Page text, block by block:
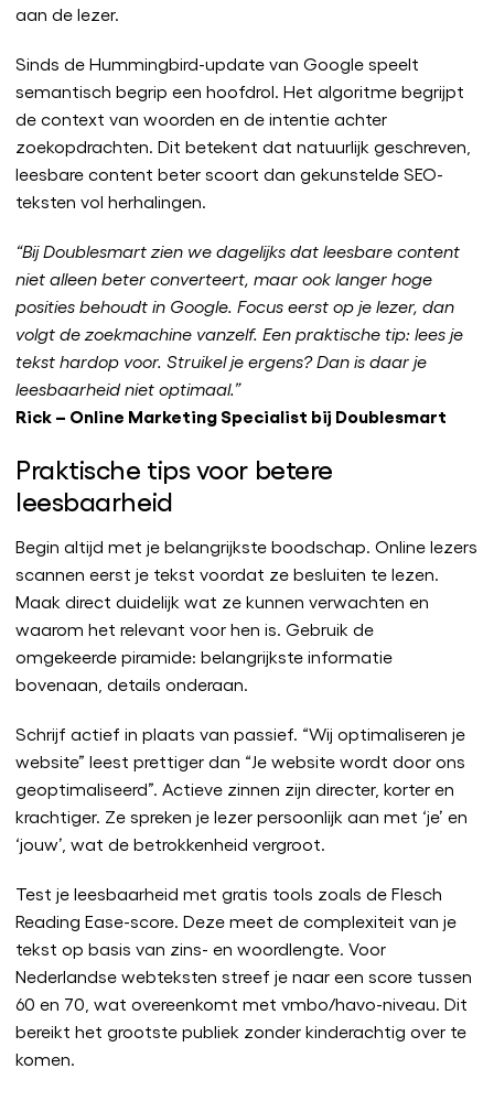
aan de lezer.
Sinds de Hummingbird-update van Google speelt
semantisch begrip een hoofdrol. Het algoritme begrijpt
de context van woorden en de intentie achter
zoekopdrachten. Dit betekent dat natuurlijk geschreven,
leesbare content beter scoort dan gekunstelde SEO-
teksten vol herhalingen.
“Bij Doublesmart zien we dagelijks dat leesbare content
niet alleen beter converteert, maar ook langer hoge
posities behoudt in Google. Focus eerst op je lezer, dan
volgt de zoekmachine vanzelf. Een praktische tip: lees je
tekst hardop voor. Struikel je ergens? Dan is daar je
leesbaarheid niet optimaal.”
Rick – Online Marketing Specialist bij Doublesmart
Praktische tips voor betere
leesbaarheid
Begin altijd met je belangrijkste boodschap. Online lezers
scannen eerst je tekst voordat ze besluiten te lezen.
Maak direct duidelijk wat ze kunnen verwachten en
waarom het relevant voor hen is. Gebruik de
omgekeerde piramide: belangrijkste informatie
bovenaan, details onderaan.
Schrijf actief in plaats van passief. “Wij optimaliseren je
website” leest prettiger dan “Je website wordt door ons
geoptimaliseerd”. Actieve zinnen zijn directer, korter en
krachtiger. Ze spreken je lezer persoonlijk aan met ‘je’ en
‘jouw’, wat de betrokkenheid vergroot.
Test je leesbaarheid met gratis tools zoals de Flesch
Reading Ease-score. Deze meet de complexiteit van je
tekst op basis van zins- en woordlengte. Voor
Nederlandse webteksten streef je naar een score tussen
60 en 70, wat overeenkomt met vmbo/havo-niveau. Dit
bereikt het grootste publiek zonder kinderachtig over te
komen.